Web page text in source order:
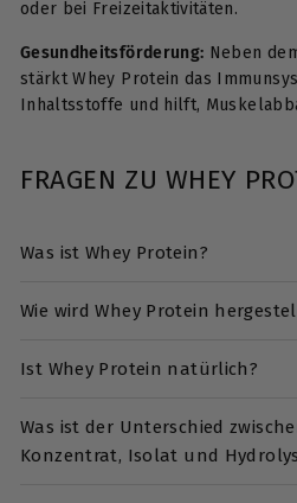
oder bei Freizeitaktivitäten.
Gesundheitsförderung: Neben
stärkt Whey Protein das
Inhaltsstoffe und hilft,
FRAGEN ZU WHEY
Was ist Whey Protein?
Wie wird Whey Protein
Ist Whey Protein natürlich?
Was ist der Unterschied
Konzentrat, Isolat und